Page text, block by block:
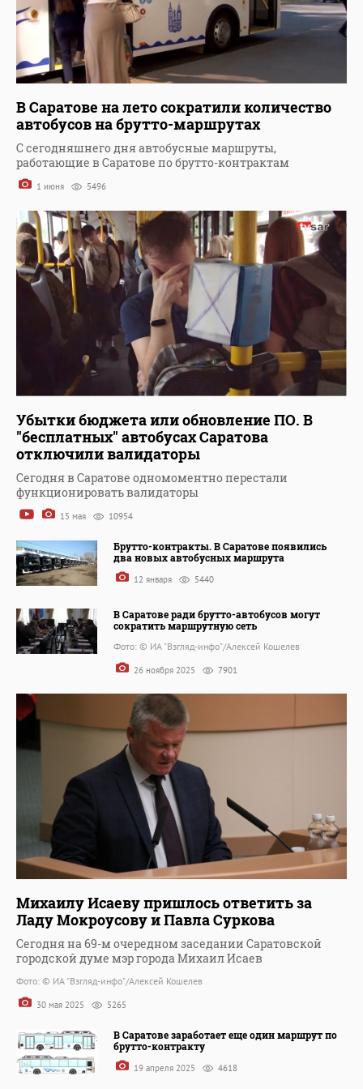
В Саратове на лето сократили количество
автобусов на брутто-маршрутах
С сегодняшнего дня автобусные маршруты,
работающие в Саратове по брутто-контрактам
1 июня 5496
Убытки бюджета или обновление ПО. В
"бесплатных" автобусах Саратова
отключили валидаторы
Сегодня в Саратове одномоментно перестали
функционировать валидаторы
15 мая 10954
Брутто-контракты. В Саратове появились
два новых автобусных маршрута
12 января 5440
В Саратове ради брутто-автобусов могут
сократить маршрутную сеть
Фото: © ИА "Взгляд-инфо"/Алексей Кошелев
26 ноября 2025 7901
Михаилу Исаеву пришлось ответить за
Ладу Мокроусову и Павла Суркова
Сегодня на 69-м очередном заседании Саратовской
городской думе мэр города Михаил Исаев
Фото: © ИА "Взгляд-инфо"/Алексей Кошелев
30 мая 2025 5265
В Саратове заработает еще один маршрут по
брутто-контракту
19 апреля 2025 4618